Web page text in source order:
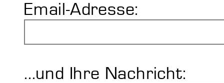
Email-Adresse:
...und Ihre Nachricht: